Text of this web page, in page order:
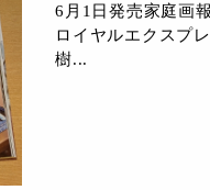
6月1日発売家庭画
ロイヤルエクスプ
樹...